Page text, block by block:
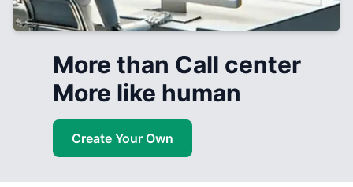
More than Call center
More like human
Create Your Own